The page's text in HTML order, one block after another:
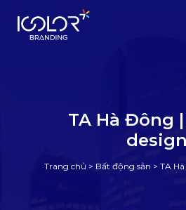
#
TA Hà Đông
design
Trang chủ > Bất động sản > TA